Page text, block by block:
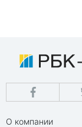
О компании